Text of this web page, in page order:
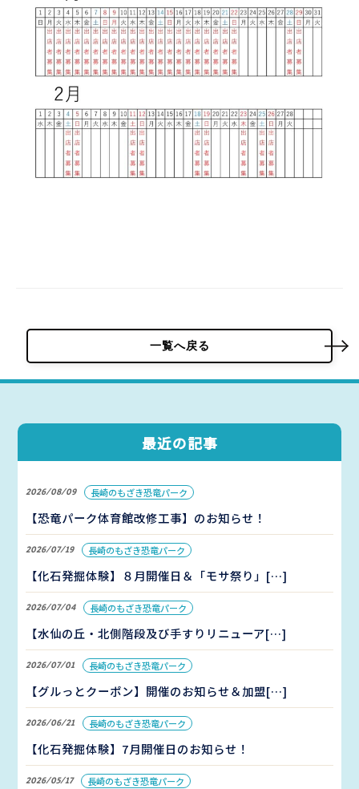
一覧へ戻る
最近の記事
2026/08/09 長崎のもざき恐竜パーク
【恐竜パーク体育館改修工事】のお知らせ！
2026/07/19 長崎のもざき恐竜パーク
【化石発掘体験】８月開催日＆「モサ祭り」[…]
2026/07/04 長崎のもざき恐竜パーク
【水仙の丘・北側階段及び手すりリニューア[…]
2026/07/01 長崎のもざき恐竜パーク
【グルっとクーポン】開催のお知らせ＆加盟[…]
2026/06/21 長崎のもざき恐竜パーク
【化石発掘体験】7月開催日のお知らせ！
2026/05/17 長崎のもざき恐竜パーク